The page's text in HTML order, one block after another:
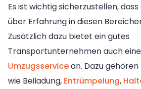
Es ist wichtig sicherzustellen,
über Erfahrung in diesen
Zusätzlich dazu bietet ein gutes
Transportunternehmen auch
Umzugsservicean. Dazu
wie Beiladung, Entrümpelung,